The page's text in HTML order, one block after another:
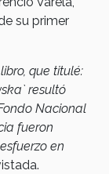
su primer
que titulé:
resultó
Nacional
fueron
en